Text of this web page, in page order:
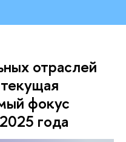
отраслей
фокус
года